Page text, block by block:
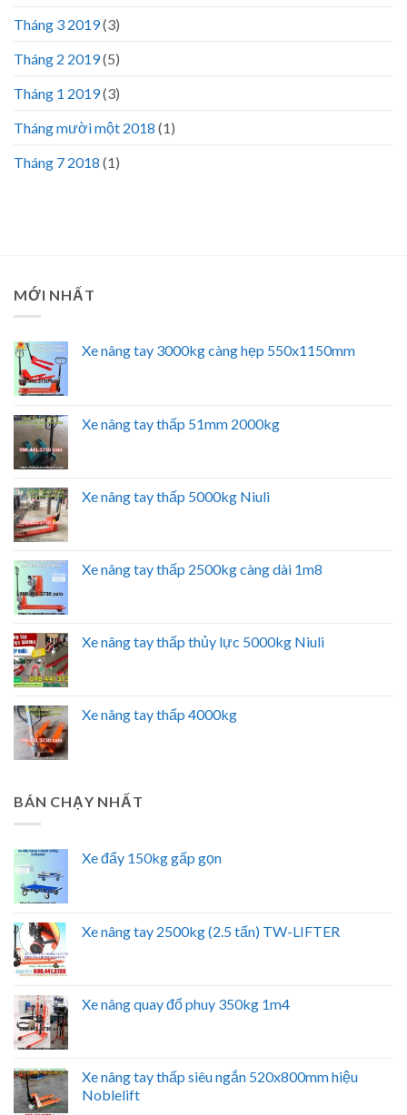
Tháng 3 2019(3)
Tháng 2 2019(5)
Tháng 1 2019(3)
Tháng mười một 2018 (1)
Tháng 7 2018 (1)
MỚI NHẤT
Xe nâng tay 3000kg càng hẹp 550x1150mm
Xe nâng tay thấp 51mm 2000kg
Xe nâng tay thấp 5000kg Niuli
Xe nâng tay thấp 2500kg càng dài 1m8
Xe nâng tay thấp thủy lực 5000kg Niuli
Xe nâng tay thấp 4000kg
BÁN CHẠY NHẤT
Xe đẩy 150kg gấp gọn
Xe nâng tay 2500kg (2.5 tấn) TW-LIFTER
Xe nâng quay đổ phuy 350kg 1m4
Xe nâng tay thấp siêu ngắn 520x800mm hiệu
Noblelift